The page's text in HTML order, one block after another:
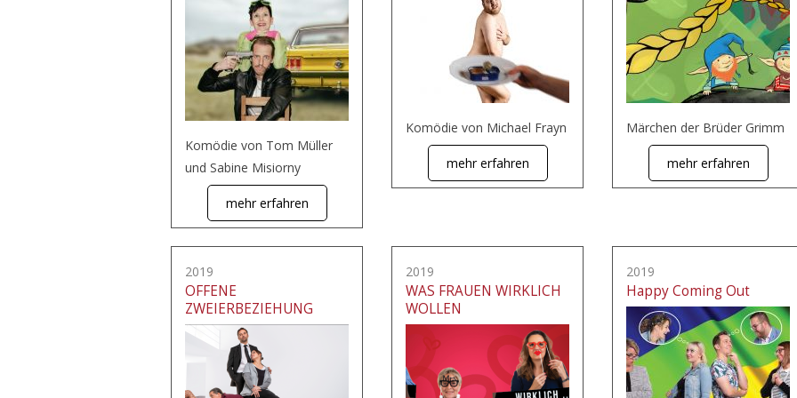
Komödie von Tom Müller
und Sabine Misiorny
mehr erfahren
Komödie von Michael Frayn
mehr erfahren
Märchen der Brüder Grimm
mehr erfahren
2019
OFFENE
ZWEIERBEZIEHUNG
2019
WAS FRAUEN WIRKLICH
WOLLEN
2019
Happy Coming Out